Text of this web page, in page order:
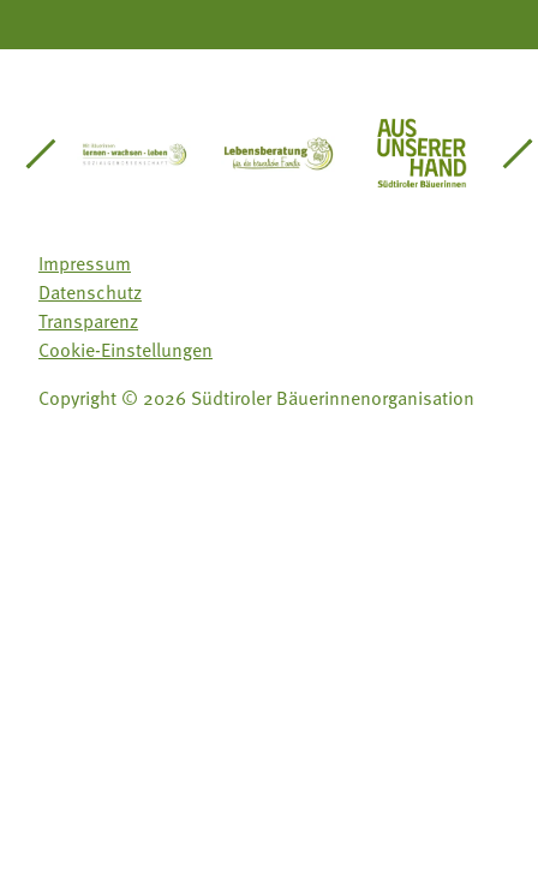
Südtirol
Gärtnervereinigung
Sozialgenossenschaft Mit Bäuerinnen lernen -
Lebensberatung für dieAus unserer
Impressum
Datenschutz
Transparenz
Cookie-Einstellungen
Copyright © 2026 Südtiroler Bäuerinnenorganisation